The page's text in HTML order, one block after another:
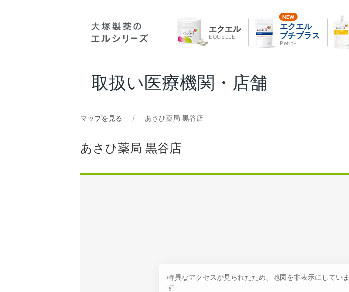
エクエル
EQUELLE
エクエル
プチプラス
Petit+
取扱い医療機関・店舗
マップを見る あさひ薬局 黒谷店
あさひ薬局 黒谷店
特異なアクセスが見られたため、地図を非表示にしていま
す